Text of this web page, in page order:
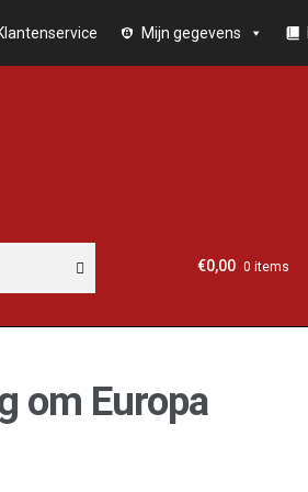
Mijn gegevens
€0,00 0 items
om Europa